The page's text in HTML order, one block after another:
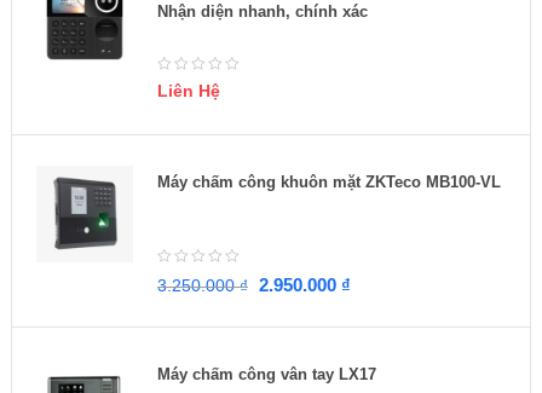
Nhận diện nhanh, chính xác
Liên Hệ
Máy chấm công khuôn mặt ZKTeco MB100-VL
3.250.000₫ 2.950.000 ₫
Máy chấm công vân tay LX17